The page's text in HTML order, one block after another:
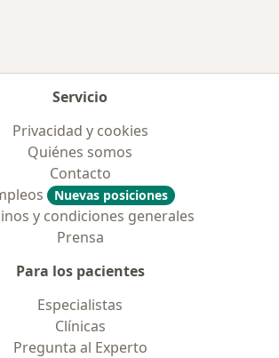
Servicio
Privacidad y cookies
Quiénes somos
Contacto
Nuevas posiciones
y condiciones generales
Prensa
Para los pacientes
Especialistas
Clínicas
Pregunta al Experto